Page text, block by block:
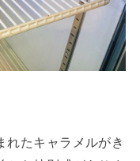
れたキャラメルがき